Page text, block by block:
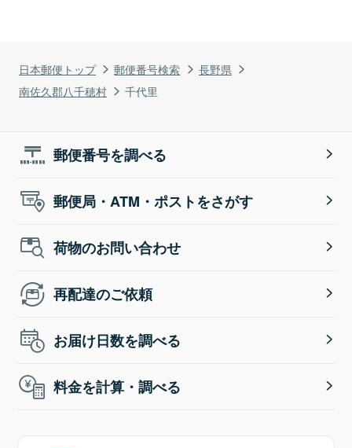
日本郵便トップ 郵便番号検索
長野県
南佐久郡八千穂村
千代里
郵便番号を調べる
郵便局・ATM・ポストをさがす
荷物のお問い合わせ
再配達のご依頼
お届け日数を調べる
料金を計算・調べる